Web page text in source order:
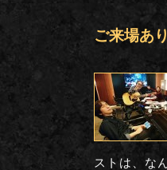
ご来場あ
ストは、な